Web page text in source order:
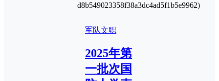
d8b549023358f38a3dc4ad5f1b5e9962)
军队文职
2025年第
一批次国